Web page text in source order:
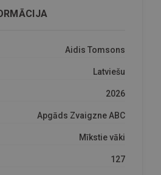
Aidis Tomsons
Latviešu
2026
Apgāds Zvaigzne ABC
Mīkstie vāki
127